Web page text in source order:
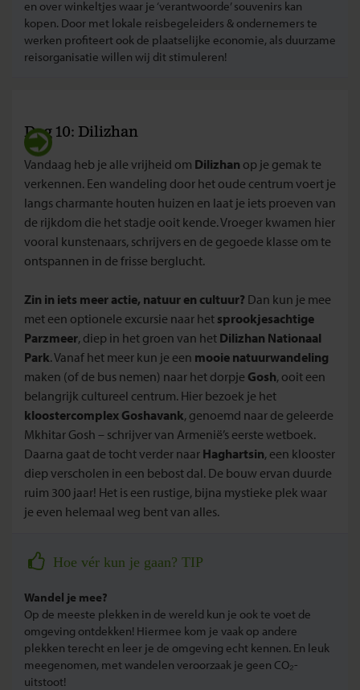
en over winkeltjes waar je ‘verantwoorde’ souvenirs kan
kopen. Door met lokale reisbegeleiders & ondernemers te
werken profiteert ook de plaatselijke economie, als duurzame
reisorganisatie willen wij dit stimuleren!
Dag 10: Dilizhan
Vandaag heb je alle vrijheid om Dilizhan op je gemak te
verkennen. Een wandeling door het oude centrum voert je
langs charmante houten huizen en laat je iets proeven van
de rijkdom die het stadje ooit kende. Vroeger kwamen hier
vooral kunstenaars, schrijvers en de gegoede klasse om te
ontspannen in de frisse berglucht.
Zin in iets meer actie, natuur en cultuur? Dan kun je mee
met een optionele excursie naar het sprookjesachtige
Parzmeer, diep in het groen van het Dilizhan Nationaal
Park. Vanaf het meer kun je een mooie natuurwandeling
maken (of de bus nemen) naar het dorpje Gosh, ooit een
belangrijk cultureel centrum. Hier bezoek je het
kloostercomplex Goshavank, genoemd naar de geleerde
Mkhitar Gosh – schrijver van Armenië’s eerste wetboek.
Daarna gaat de tocht verder naar Haghartsin, een klooster
diep verscholen in een bebost dal. De bouw ervan duurde
ruim 300 jaar! Het is een rustige, bijna mystieke plek waar
je even helemaal weg bent van alles.
Hoe vér kun je gaan? TIP
Wandel je mee?
Op de meeste plekken in de wereld kun je ook te voet de
omgeving ontdekken! Hiermee kom je vaak op andere
plekken terecht en leer je de omgeving echt kennen. En leuk
meegenomen, met wandelen veroorzaak je geen CO₂-
uitstoot!